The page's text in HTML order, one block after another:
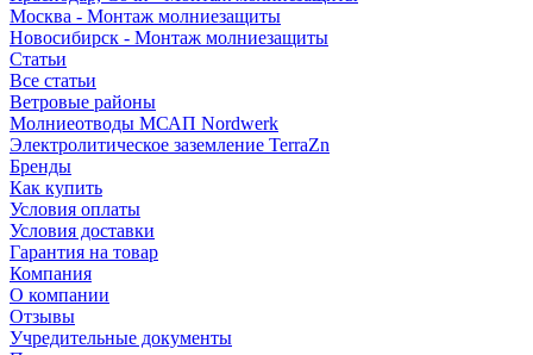
Москва - Монтаж молниезащиты
Новосибирск - Монтаж молниезащиты
Статьи
Все статьи
Ветровые районы
Молниеотводы МСАП Nordwerk
Электролитическое заземление TerraZn
Бренды
Как купить
Условия оплаты
Условия доставки
Гарантия на товар
Компания
О компании
Отзывы
Учредительные документы